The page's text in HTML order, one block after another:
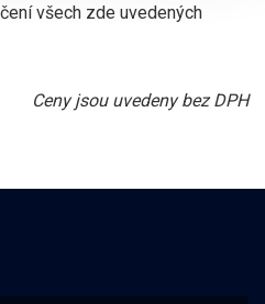
všech zde uvedených
Ceny jsou uvedeny bez DPH